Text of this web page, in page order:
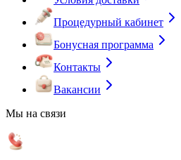
Процедурный кабинет
Бонусная программа
Контакты
Вакансии
Мы на связи